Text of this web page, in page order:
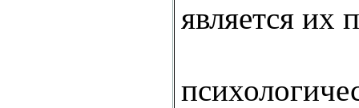
является